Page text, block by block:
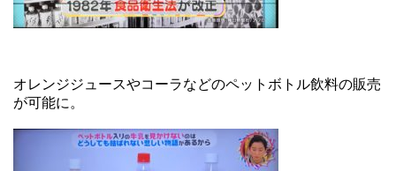
オレンジジュースやコーラなどのペットボトル飲料の販売
が可能に。